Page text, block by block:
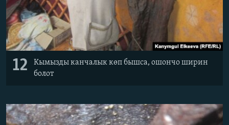
12
Кымызды канчалык көп бышса, ошончо ширин
болот